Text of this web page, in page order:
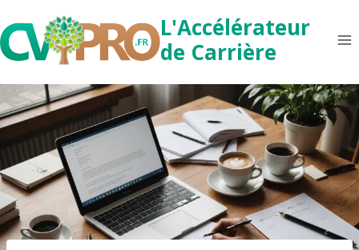
au
contenu
L'Accélérateur
de Carrière